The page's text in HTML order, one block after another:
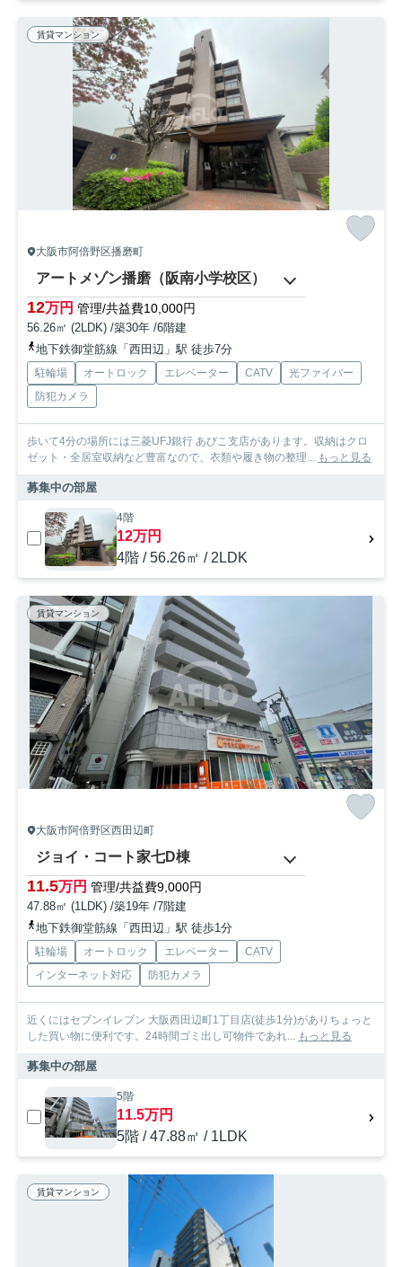
賃貸マンション
大阪市阿倍野区播磨町
アートメゾン播磨（阪南小学校区）
12万円 管理/共益費10,000円
56.26㎡ (2LDK) /築30年 /6階建
地下鉄御堂筋線「西田辺」駅 徒歩7分
駐輪場 オートロック エレベーター CATV
光ファイバー
防犯カメラ
歩いて4分の場所には三菱UFJ銀行 あびこ支店があります。収納はクロ
ゼット・全居室収納など豊富なので、衣類や履き物の整理... もっと見る
募集中の部屋
4階
12万円
4階 / 56.26㎡ / 2LDK
賃貸マンション
大阪市阿倍野区西田辺町
ジョイ・コート家七D棟
11.5万円 管理/共益費9,000円
47.88㎡ (1LDK) /築19年 /7階建
地下鉄御堂筋線「西田辺」駅 徒歩1分
駐輪場 オートロック エレベーター
CATV
インターネット対応
防犯カメラ
近くにはセブンイレブン 大阪西田辺町1丁目店(徒歩1分)がありちょっと
した買い物に便利です。24時間ゴミ出し可物件であれ... もっと見る
募集中の部屋
5階
11.5万円
5階 / 47.88㎡ / 1LDK
賃貸マンション